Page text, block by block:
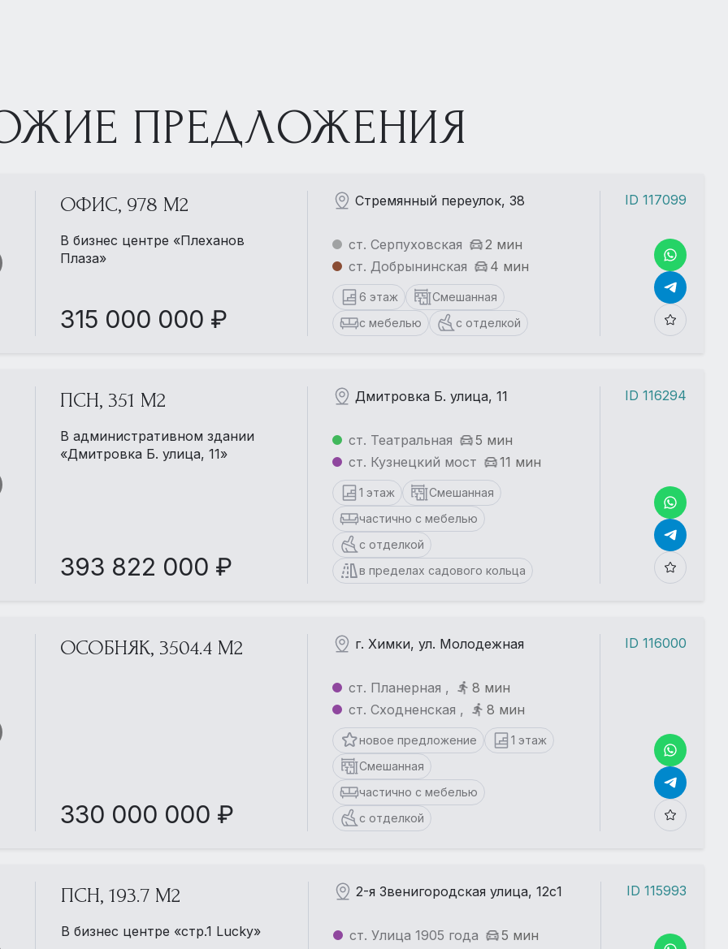
ПРЕДЛОЖЕНИЯ
ОФИС, 978 М2
В бизнес центре «Плеханов
Плаза»
315 000 000 ₽
Стремянный переулок, 38
ст. Серпуховская
2 мин
ст. Добрынинская
4 мин
6 этаж
Смешанная
с мебелью
с отделкой
ID 117099
ПСН, 351 М2
В административном здании
«Дмитровка Б. улица, 11»
393 822 000 ₽
Дмитровка Б. улица, 11
ст. Театральная
5 мин
ст. Кузнецкий мост
11 мин
1 этаж
Смешанная
частично с мебелью
с отделкой
в пределах садового кольца
ID 116294
ОСОБНЯК, 3504.4 М2
330 000 000 ₽
г. Химки, ул. Молодежная
ст. Планерная ,
8 мин
ст. Сходненская ,
8 мин
новое предложение
1 этаж
Смешанная
частично с мебелью
с отделкой
ID 116000
ПСН, 193.7 М2
В бизнес центре «стр.1 Lucky»
2-я Звенигородская улица, 12с1
ст. Улица 1905 года 5 мин
ID 115993